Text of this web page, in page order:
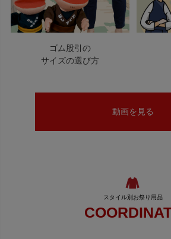
ゴム股引の
サイズの選び方
動画を見る